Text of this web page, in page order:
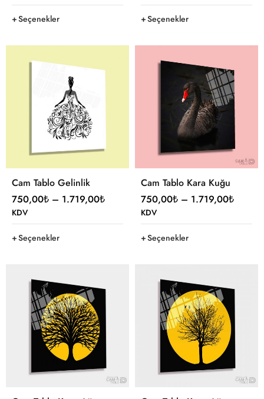
Seçenekler Seçenekler
Cam Tablo Gelinlik
750,00₺ – 1.719,00₺
KDV
Seçenekler
Cam Tablo Kara Kuğu
750,00₺ – 1.719,00₺
KDV
Seçenekler